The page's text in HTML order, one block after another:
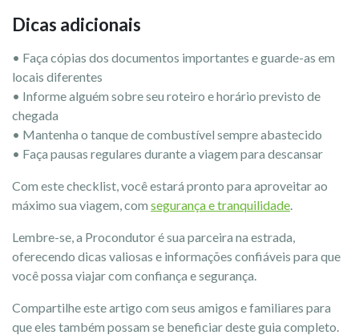
Dicas adicionais
• Faça cópias dos documentos importantes e guarde-as em
locais diferentes
• Informe alguém sobre seu roteiro e horário previsto de
chegada
• Mantenha o tanque de combustível sempre abastecido
• Faça pausas regulares durante a viagem para descansar
Com este checklist, você estará pronto para aproveitar ao
máximo sua viagem, com segurança e tranquilidade.
Lembre-se, a Procondutor é sua parceira na estrada,
oferecendo dicas valiosas e informações confiáveis para que
você possa viajar com confiança e segurança.
Compartilhe este artigo com seus amigos e familiares para
que eles também possam se beneficiar deste guia completo.